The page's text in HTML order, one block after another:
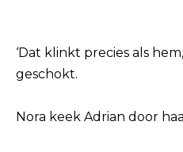
‘Dat klinkt precies als
geschokt.
Nora keek Adrian door